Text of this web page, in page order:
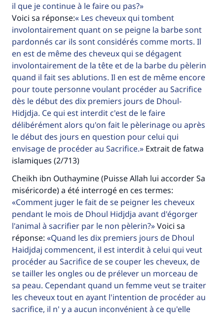
il que je continue à le faire ou pas?
Voici sa réponse:
Les cheveux qui tombent
involontairement quant on se peigne la barbe sont
pardonnés car ils sont considérés comme morts. Il
en est de même des cheveux qui se dégagent
involontairement de la tête et de la barbe du pèlerin
quand il fait ses ablutions. Il en est de même encore
pour toute personne voulant procéder au Sacrifice
dès le début des dix premiers jours de Dhoul-
Hidjdja. Ce qui est interdit c'est de le faire
délibérément alors qu'on fait le pèlerinage ou après
le début des jours en question pour celui qui
envisage de procéder au Sacrifice.
Extrait de fatwa
islamiques (2/713)
Cheikh ibn Outhaymine (Puisse Allah lui accorder Sa
miséricorde) a été interrogé en ces termes:
Comment juger le fait de se peigner les cheveux
pendant le mois de Dhoul Hidjdja avant d'égorger
l'animal à sacrifier par le non pèlerin? Voici sa
réponse:
Quand les dix premiers jours de Dhoul
Haidjdaj commencent, il est interdit à celui qui veut
procéder au Sacrifice de se couper les cheveux, de
se tailler les ongles ou de prélever un morceau de
sa peau. Cependant quand un femme veut se traiter
les cheveux tout en ayant l'intention de procéder au
sacrifice, il n' y a aucun inconvénient à ce qu'elle
Faites une différence dans la vie de
millions de personnes grâce à votre
contribution
Aidez nous à apporter des réponses.
Le Messager d'Allah (Paix sur lui) a dit:
"Celui qui indique une bonne action obtient la
même récompense que celui qui le fait."
Soutenez IslamQA